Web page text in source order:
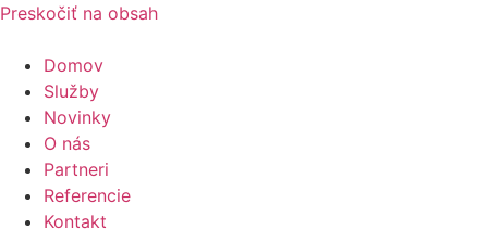
Preskočiť na obsah
Domov
Služby
Novinky
O nás
Partneri
Referencie
Kontakt